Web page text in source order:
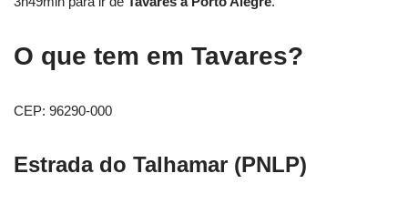
O que tem em Tavares?
CEP: 96290-000
Estrada do Talhamar (PNLP)